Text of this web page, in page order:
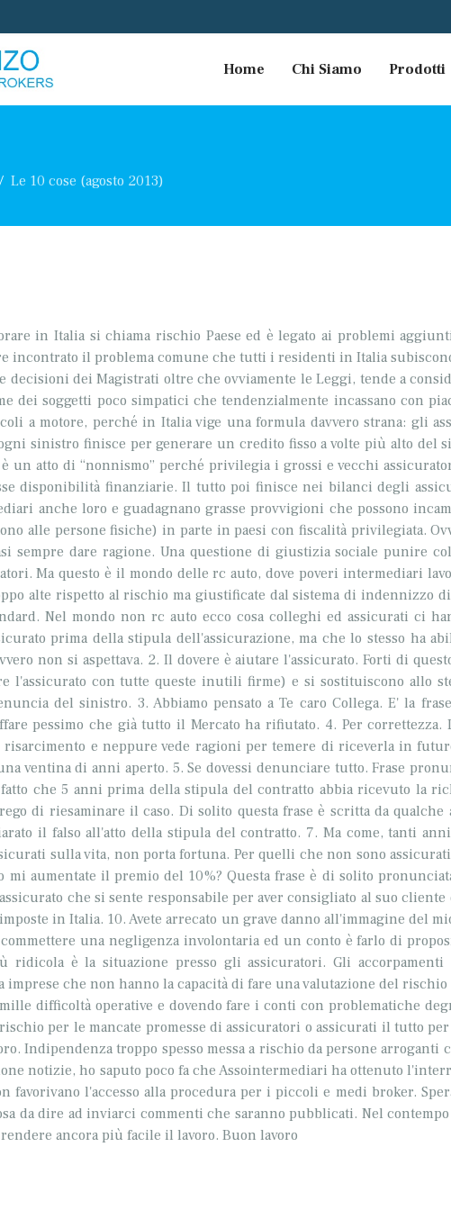
Home Chi Siamo Prodotti
Le 10 cose (agosto 2013)
in Italia si chiama rischio Paese ed è legato ai problemi
incontrato il problema comune che tutti i residenti in Italia
decisioni dei Magistrati oltre che ovviamente le Leggi, tende a
dei soggetti poco simpatici che tendenzialmente incassano con
a motore, perché in Italia vige una formula davvero strana: gli
sinistro finisce per generare un credito fisso a volte più alto del
un atto di “nonnismo” perché privilegia i grossi e vecchi
disponibilità finanziarie. Il tutto poi finisce nei bilanci degli
anche loro e guadagnano grasse provvigioni che possono
alle persone fisiche) in parte in paesi con fiscalità privilegiata.
sempre dare ragione. Una questione di giustizia sociale punire
Ma questo è il mondo delle rc auto, dove poveri intermediari
alte rispetto al rischio ma giustificate dal sistema di indennizzo
Nel mondo non rc auto ecco cosa colleghi ed assicurati ci
prima della stipula dell'assicurazione, ma che lo stesso ha
non si aspettava. 2. Il dovere è aiutare l'assicurato. Forti di
l'assicurato con tutte queste inutili firme) e si sostituiscono allo
del sinistro. 3. Abbiamo pensato a Te caro Collega. E' la
pessimo che già tutto il Mercato ha rifiutato. 4. Per
e neppure vede ragioni per temere di riceverla in
ventina di anni aperto. 5. Se dovessi denunciare tutto. Frase
che 5 anni prima della stipula del contratto abbia ricevuto la
di riesaminare il caso. Di solito questa frase è scritta da qualche
il falso all'atto della stipula del contratto. 7. Ma come, tanti
sulla vita, non porta fortuna. Per quelli che non sono
aumentate il premio del 10%? Questa frase è di solito
che si sente responsabile per aver consigliato al suo
in Italia. 10. Avete arrecato un grave danno all'immagine del
una negligenza involontaria ed un conto è farlo di
ridicola è la situazione presso gli assicuratori. Gli
imprese che non hanno la capacità di fare una valutazione del
difficoltà operative e dovendo fare i conti con problematiche
per le mancate promesse di assicuratori o assicurati il tutto
Indipendenza troppo spesso messa a rischio da persone
notizie, ho saputo poco fa che Assointermediari ha ottenuto
favorivano l'accesso alla procedura per i piccoli e medi broker.
da dire ad inviarci commenti che saranno pubblicati. Nel
rendere ancora più facile il lavoro. Buon lavoro